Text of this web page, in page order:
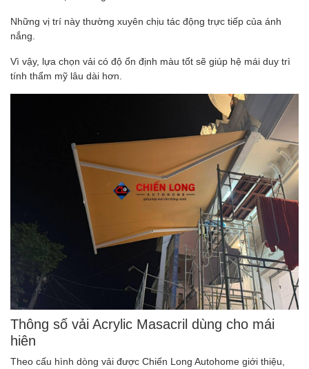
Những vị trí này thường xuyên chịu tác động trực tiếp của ánh
nắng.
Vì vậy, lựa chọn vải có độ ổn định màu tốt sẽ giúp hệ mái duy trì
tính thẩm mỹ lâu dài hơn.
Thông số vải Acrylic Masacril dùng cho mái
hiên
Theo cấu hình dòng vải được Chiến Long Autohome giới thiệu,